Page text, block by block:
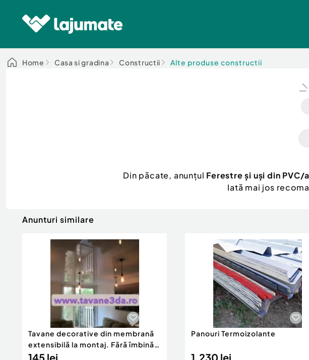
Home Casa si gradina Constructii Alte produse constructii
Din păcate, anunțul Ferestre și uși din
Iată mai jos
Anunturi similare
Tavane decorative din membrană
extensibilă la montaj. Fără îmbinări
și vopsire.
145 lei
Panouri Termoizolante
1.230 lei